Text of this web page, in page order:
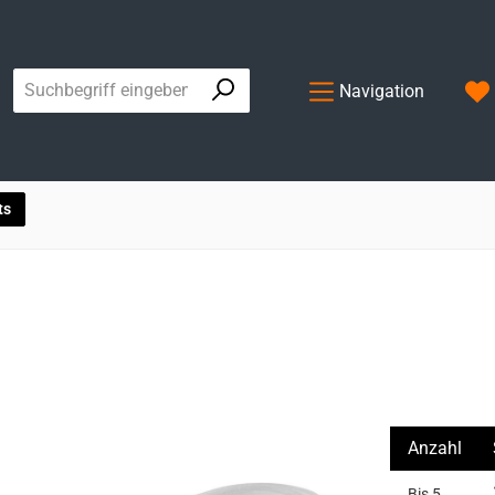
Navigation
Anzahl